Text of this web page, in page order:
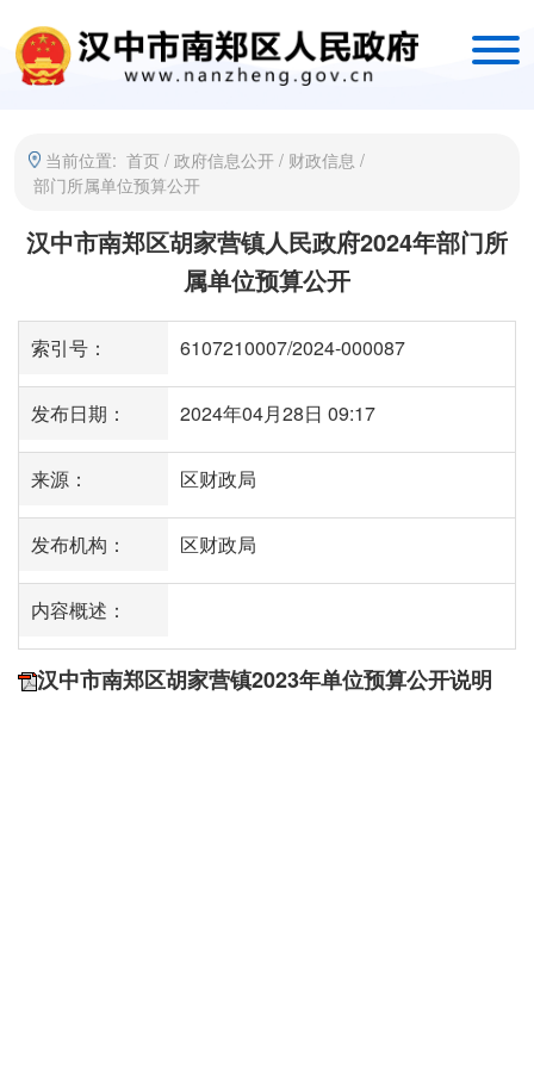
当前位置: 首页 / 政府信息公开 / 财政信息 /
部门所属单位预算公开
汉中市南郑区胡家营镇人民政府2024年部门所
属单位预算公开
索引号： 6107210007/2024-000087
发布日期： 2024年04月28日 09:17
来源： 区财政局
发布机构： 区财政局
内容概述：
汉中市南郑区胡家营镇2023年单位预算公开说明